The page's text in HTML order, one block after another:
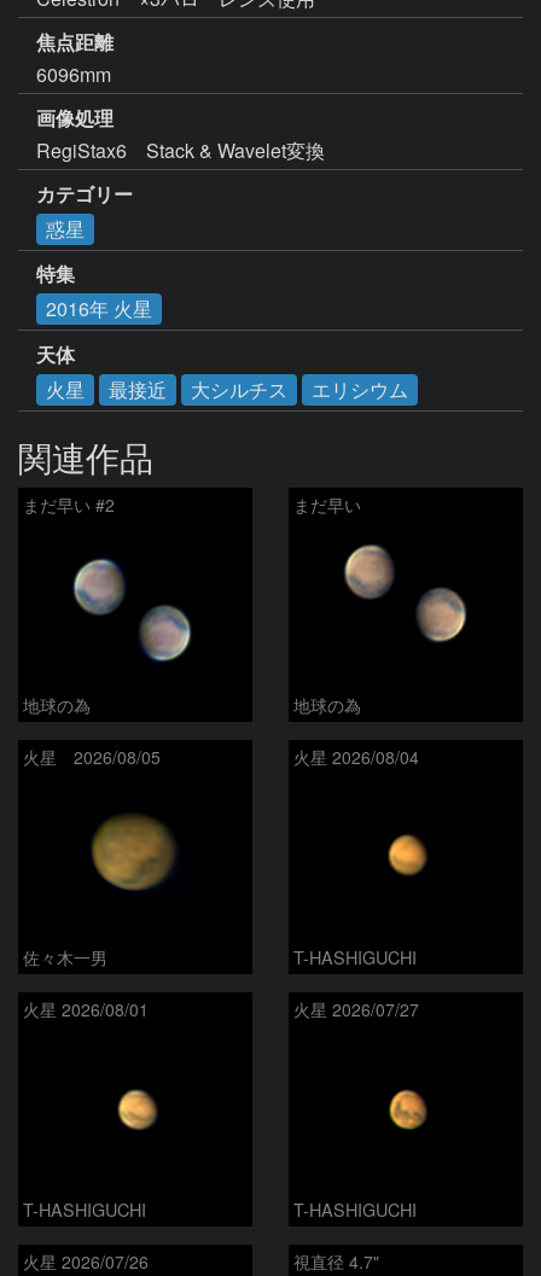
焦点距離
6096mm
画像処理
RegiStax6　Stack & Wavelet変換
カテゴリー
惑星
特集
2016年 火星
天体
火星
最接近 大シルチス エリシウム
関連作品
まだ早い #2
地球の為
まだ早い
地球の為
火星 2026/08/05
佐々木一男
火星 2026/08/04
T-HASHIGUCHI
火星 2026/08/01
T-HASHIGUCHI
火星 2026/07/27
T-HASHIGUCHI
火星 2026/07/26 視直径 4.7"